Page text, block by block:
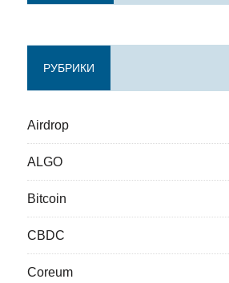
РУБРИКИ
Airdrop
ALGO
Bitcoin
CBDC
Coreum